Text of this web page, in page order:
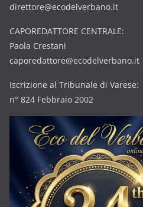
direttore@ecodelverbano.it
CAPOREDATTORE CENTRALE:
Paola Crestani
caporedattore@ecodelverbano.it
Iscrizione al Tribunale di Varese:
n° 824 Febbraio 2002